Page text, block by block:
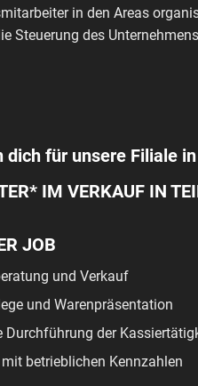
in den Areas
Steuerung des
dich für unsere Filiale
IM VERKAUF IN
JOB
und Verkauf
und Warenpräsentation
Durchführung der
betrieblichen Kennzahlen